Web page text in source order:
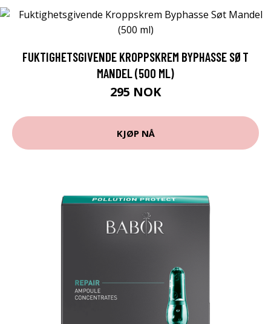
FUKTIGHETSGIVENDE KROPPSKREM BYPHASSE SØT
MANDEL (500 ML)
295 NOK
KJØP NÅ